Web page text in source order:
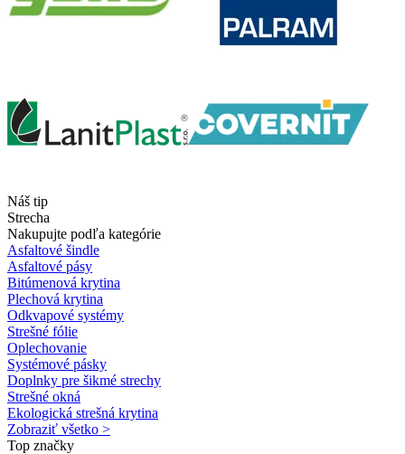
Náš tip
Strecha
Nakupujte podľa kategórie
Asfaltové šindle
Asfaltové pásy
Bitúmenová krytina
Plechová krytina
Odkvapové systémy
Strešné fólie
Oplechovanie
Systémové pásky
Doplnky pre šikmé strechy
Strešné okná
Ekologická strešná krytina
Zobraziť všetko >
Top značky